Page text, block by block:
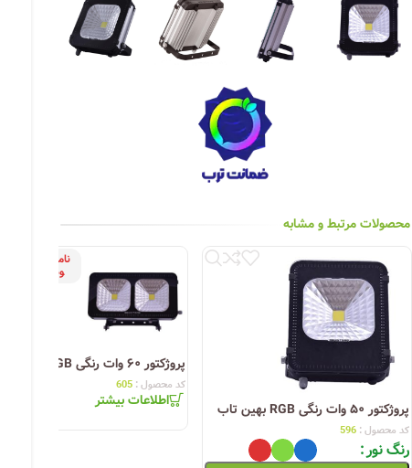
چراغ محوطه
چراغ سقفی (هالوژن)
محصولات مرتبط و مشابه
پروژکتور ۵۰ وات رنگی RGB بهین تاب
کد محصول : 596
رنگ نور
ناموج
ود
پروژکتور ۶۰ وات رنگی RGB بهین تاب
کد محصول : 605
اطلاعات بیشتر